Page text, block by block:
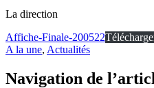
La direction
Affiche-Finale-200522
A la une, Actualités
Navigation de